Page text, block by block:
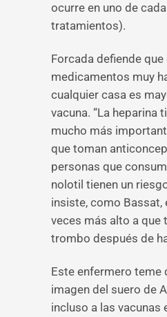
ocurre en uno de
tratamientos).
Forcada defiende
medicamentos muy
cualquier casa es
vacuna. “La heparina
mucho más
que toman
personas que
nolotil tienen un
insiste, como Bassat,
veces más alto a que
trombo después de
Este enfermero teme
imagen del suero de
incluso a las vacunas